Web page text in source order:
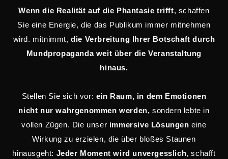
Wenn die Realität auf die Phantasie trifft, schaffen
Sie eine Energie, die das Publikum immer mitnehmen
wird. mitnimmt,die Verbreitung Ihrer Botschaft durch
Mundpropaganda weit über die Veranstaltung
hinaus.
Stellen Sie sich vor: ein Raum, in dem Emotionen
nicht nur wahrgenommen werden, sondern lebte in
vollen Zügen. Die unser immersive Lösungen eine
Wirkung zu erzielen, die über bloßes Staunen
hinausgeht: Jeder Moment wird unvergesslich, schafft